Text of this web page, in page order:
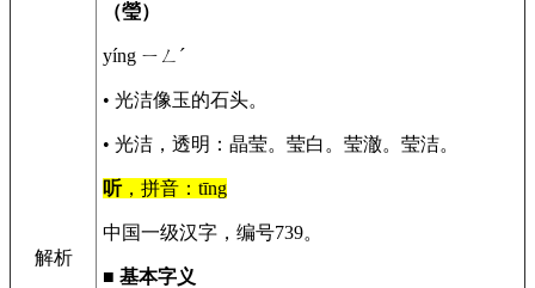
解析
（瑩）
yíng ㄧㄥˊ
• 光洁像玉的石头。
• 光洁，透明：晶莹。莹白。莹澈。莹洁。
听，拼音：tīng
中国一级汉字，编号739。
■ 基本字义